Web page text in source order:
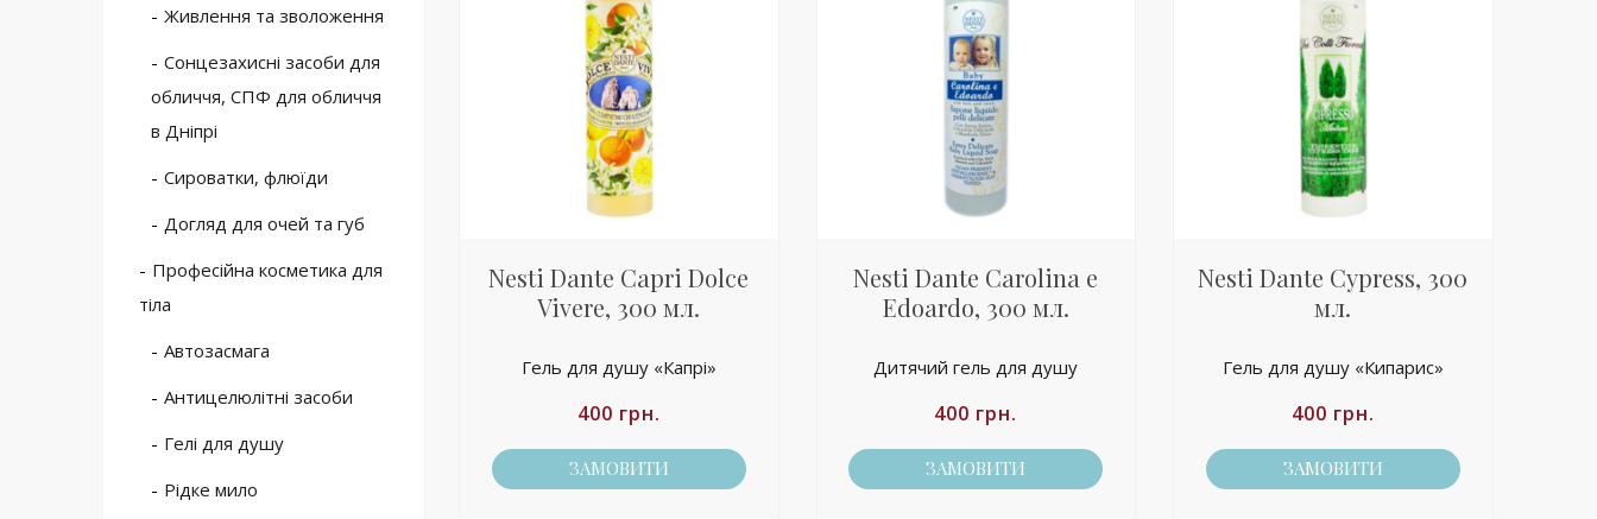
Живлення та зволоження
Сонцезахисні засоби для
обличчя, СПФ для обличчя
в Дніпрі
Сироватки, флюїди
Догляд для очей та губ
Професійна косметика для
тіла
Автозасмага
Антицелюлітні засоби
Гелі для душу
Рідке мило
Nesti Dante Capri Dolce
Vivere, 300 мл.
Гель для душу «Капрі»
400 грн.
ЗАМОВИТИ
Nesti Dante Carolina e
Edoardo, 300 мл.
Дитячий гель для душу
400 грн.
ЗАМОВИТИ
Nesti Dante Cypress, 300
мл.
Гель для душу«Кипарис»
400 грн.
ЗАМОВИТИ